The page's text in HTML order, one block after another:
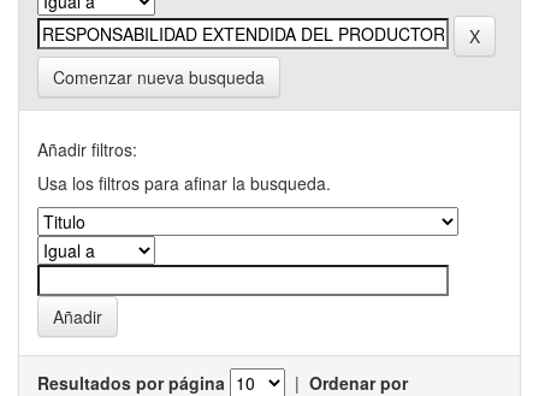
Comenzar nueva busqueda
Añadir filtros:
Usa los filtros para afinar la busqueda.
Resultados por página | Ordenar por